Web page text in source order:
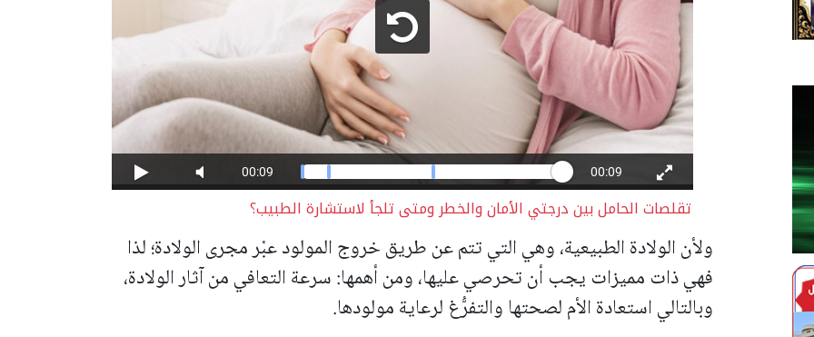
تقلصات الحامل بين درجتي الأمان والخطر ومتى تلجأ لاستشارة الطبيب؟
ولأن الولادة الطبيعية، وهي التي تتم عن طريق خروج المولود عبْر مجرى الولادة؛ لذا
فهي ذات مميزات يجب أن تحرصي عليها، ومن أهمها: سرعة التعافي من آثار الولادة،
وبالتالي استعادة الأم لصحتها والتفرُّغ لرعاية مولودها.